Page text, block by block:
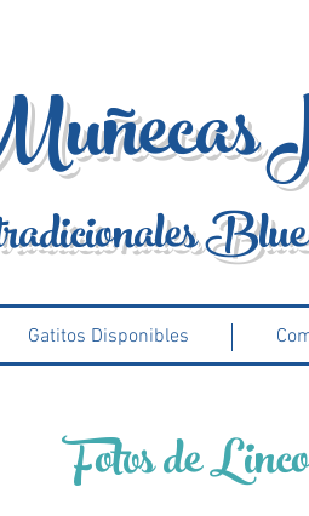
Gatitos Disponibles
Fotos de